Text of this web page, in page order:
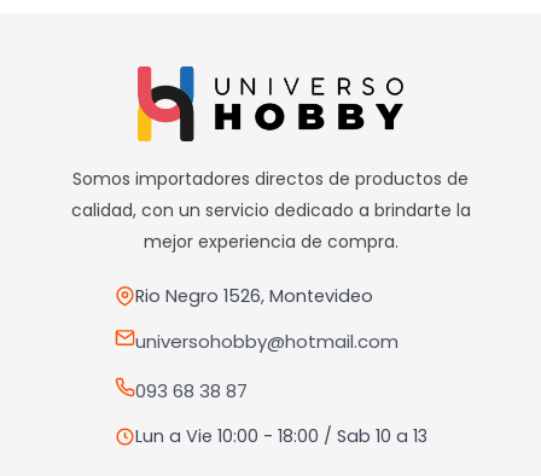
múltiples
variantes.
Las
opciones
se
pueden
en
la
de
producto
variantes.
Las
opciones
se
pueden
producto
Somos importadores directos de productos de
calidad, con un servicio dedicado a brindarte la
mejor experiencia de compra.
Rio Negro 1526, Montevideo
universohobby@hotmail.com
093 68 38 87
Lun a Vie 10:00 - 18:00 / Sab 10 a 13